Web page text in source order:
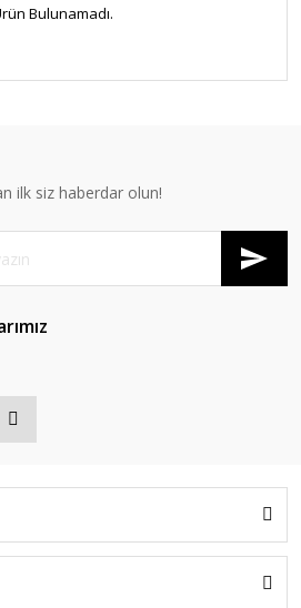
Bulunamadı.
ilk siz haberdar olun!